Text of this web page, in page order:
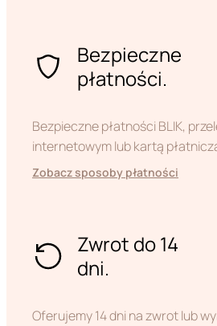
Bezpieczne
płatności.
Bezpieczne płatności BLIK,
internetowym lub kartą
Zobacz sposoby płatności
Zwrot do 14
dni.
Oferujemy 14 dni na zwrot lub